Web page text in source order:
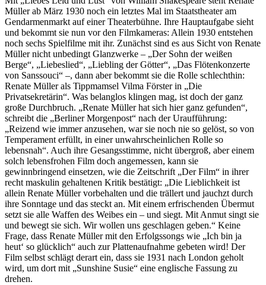
Müller ab März 1930 noch ein letztes Mal im Staatstheater am
Gendarmenmarkt auf einer Theaterbühne. Ihre Hauptaufgabe sieht
und bekommt sie nun vor den Filmkameras: Allein 1930 entstehen
noch sechs Spielfilme mit ihr. Zunächst sind es aus Sicht von Renate
Müller nicht unbedingt Glanzwerke – „Der Sohn der weißen
Berge“, „Liebeslied“, „Liebling der Götter“, „Das Flötenkonzerte
von Sanssouci“ –, dann aber bekommt sie die Rolle schlechthin:
Renate Müller als Tippmamsel Vilma Förster in „Die
Privatsekretärin“. Was belanglos klingen mag, ist doch der ganz
große Durchbruch. „Renate Müller hat sich hier ganz gefunden“,
schreibt die „Berliner Morgenpost“ nach der Uraufführung:
„Reizend wie immer anzusehen, war sie noch nie so gelöst, so von
Temperament erfüllt, in einer unwahrscheinlichen Rolle so
lebensnah“. Auch ihre Gesangsstimme, nicht übergroß, aber einem
solch lebensfrohen Film doch angemessen, kann sie
gewinnbringend einsetzen, wie die Zeitschrift „Der Film“ in ihrer
recht maskulin gehaltenen Kritik bestätigt: „Die Lieblichkeit ist
allein Renate Müller vorbehalten und die trällert und jauchzt durch
ihre Sonntage und das steckt an. Mit einem erfrischenden Übermut
setzt sie alle Waffen des Weibes ein – und siegt. Mit Anmut singt sie
und bewegt sie sich. Wir wollen uns geschlagen geben.“ Keine
Frage, dass Renate Müller mit den Erfolgssongs wie „Ich bin ja
heut‘ so glücklich“ auch zur Plattenaufnahme gebeten wird! Der
Film selbst schlägt derart ein, dass sie 1931 nach London geholt
wird, um dort mit „Sunshine Susie“ eine englische Fassung zu
drehen.